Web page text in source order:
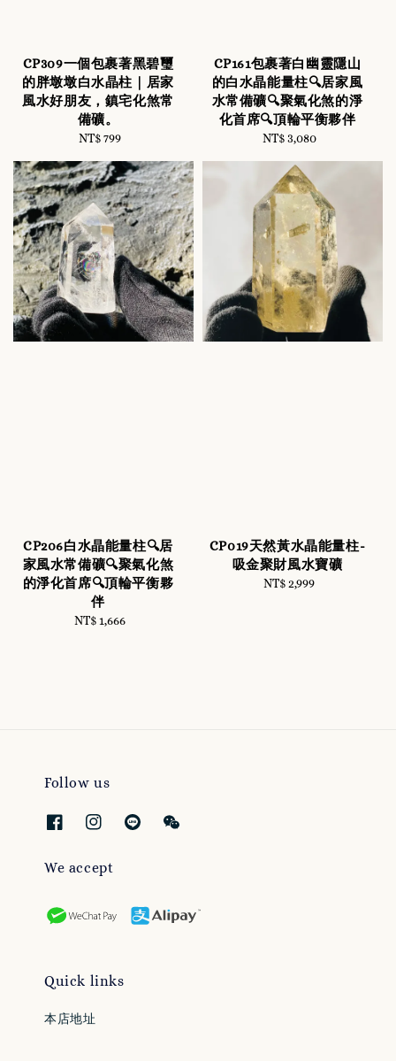
CP309一個包裹著黑碧璽
的胖墩墩白水晶柱｜居家
風水好朋友，鎮宅化煞常
備礦。
Regular
NT$ 799
CP161包裹著白幽靈隱山
的白水晶能量柱🔍居家風
水常備礦🔍聚氣化煞的淨
化首席🔍頂輪平衡夥伴
Regular
NT$ 3,080
CP206白水晶能量柱🔍居
家風水常備礦🔍聚氣化煞
的淨化首席🔍頂輪平衡夥
伴
Regular
NT$ 1,666
CP019天然黃水晶能量柱-
吸金聚財風水寶礦
Regular
NT$ 2,999
Follow us
We accept
Quick links
本店地址